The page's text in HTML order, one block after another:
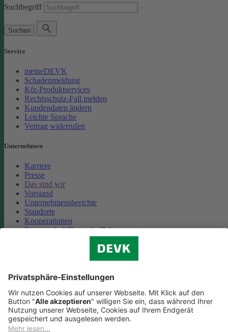
Suchbegriff
Suchen
Service
meineDEVK
Schadenmeldung
Kfz-Produktservices
Rechtsschutz-Fall melden
Kundendaten ändern
Leichte Sprache
Vertrag widerrufen
Unternehmen
Karriere
Presse
Das sind wir
Vorstand
Unternehmensberichte
Standorte
Kooperationen
Partnerschaft Deutsche Bahn
Cookie-Einstellungen
Datenschutz